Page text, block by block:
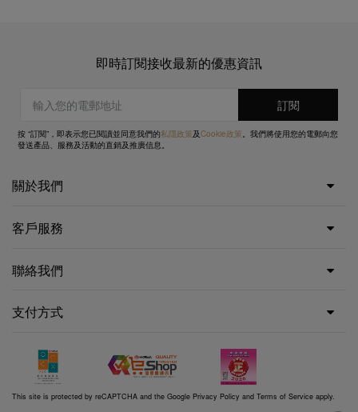
即時訂閱接收最新的優惠資訊
按 “訂閱”，即表示您已閱讀並同意我們的私隱政策及Cookie政策 。我們將使用您的電郵向您
發送產品、服務及活動的直銷及推廣信息。
關於我們
客戶服務
聯絡我們
支付方式
This site is protected by reCAPTCHA and the Google Privacy Policy and Terms of Service apply.